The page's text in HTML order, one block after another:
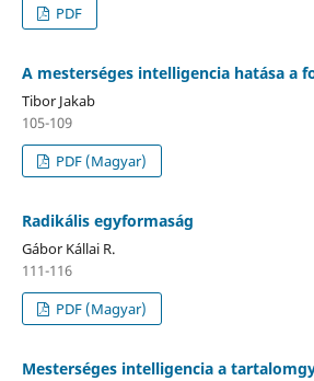
PDF
A mesterséges intelligencia hatása a
Tibor Jakab
105-109
PDF (Magyar)
Radikális egyformaság
Gábor Kállai R.
111-116
PDF (Magyar)
Mesterséges intelligencia a